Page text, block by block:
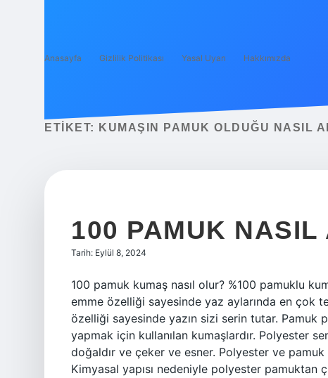
Anasayfa Gizlilik Politikası Yasal Uyarı Hakkımızda
ETIKET: KUMAŞIN PAMUK OLDUĞU NASIL
100 PAMUK NASIL
Tarih: Eylül 8, 2024
100 pamuk kumaş nasıl olur? %100 pamuklu
emme özelliği sayesinde yaz aylarında en çok
özelliği sayesinde yazın sizi serin tutar. Pamuk
yapmak için kullanılan kumaşlardır. Polyester
doğaldır ve çeker ve esner. Polyester ve pamuk
Kimyasal yapısı nedeniyle polyester pamuktan